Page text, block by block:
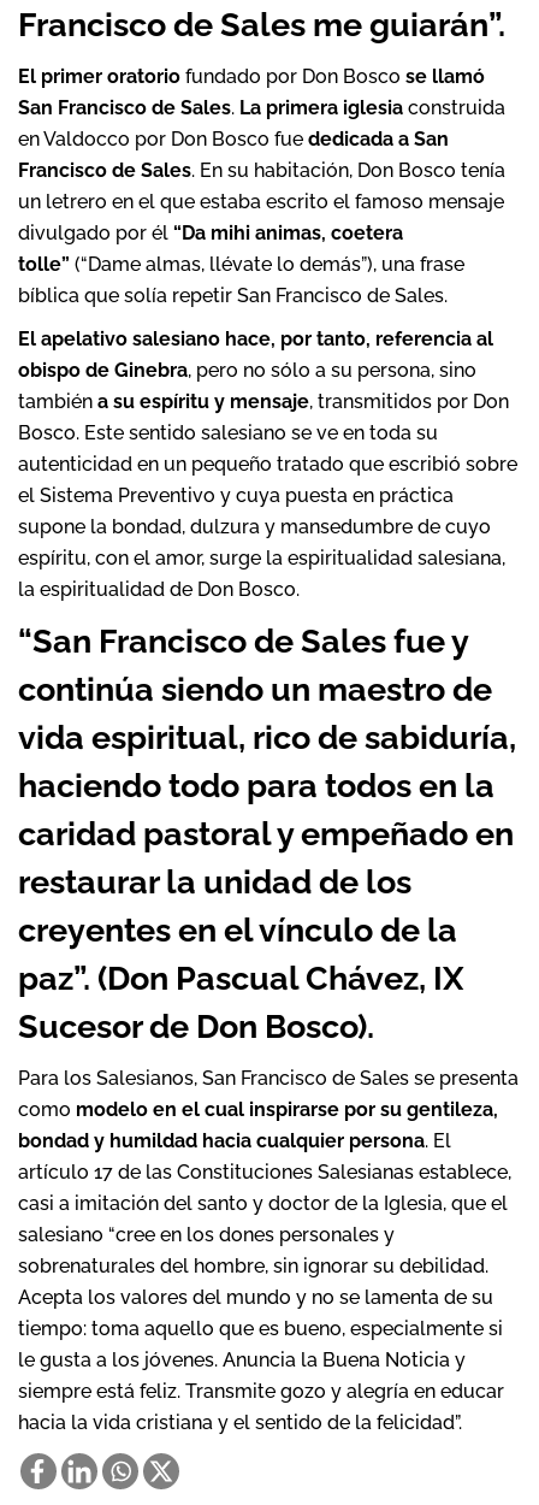
Francisco de Sales me guiarán”.
El primer oratorio fundado por Don Bosco se llamó
San Francisco de Sales. La primera iglesia construida
en Valdocco por Don Bosco fue dedicada a San
Francisco de Sales. En su habitación, Don Bosco tenía
un letrero en el que estaba escrito el famoso mensaje
divulgado por él “Da mihi animas, coetera
tolle” (“Dame almas, llévate lo demás”), una frase
bíblica que solía repetir San Francisco de Sales.
El apelativo salesiano hace, por tanto, referencia al
obispo de Ginebra, pero no sólo a su persona, sino
también a su espíritu y mensaje, transmitidos por Don
Bosco. Este sentido salesiano se ve en toda su
autenticidad en un pequeño tratado que escribió sobre
el Sistema Preventivo y cuya puesta en práctica
supone la bondad, dulzura y mansedumbre de cuyo
espíritu, con el amor, surge la espiritualidad salesiana,
la espiritualidad de Don Bosco.
“San Francisco de Sales fue y
continúa siendo un maestro de
vida espiritual, rico de sabiduría,
haciendo todo para todos en la
caridad pastoral y empeñado en
restaurar la unidad de los
creyentes en el vínculo de la
paz”. (Don Pascual Chávez, IX
Sucesor de Don Bosco).
Para los Salesianos, San Francisco de Sales se presenta
como modelo en el cual inspirarse por su gentileza,
bondad y humildad hacia cualquier persona. El
artículo 17 de las Constituciones Salesianas establece,
casi a imitación del santo y doctor de la Iglesia, que el
salesiano “cree en los dones personales y
sobrenaturales del hombre, sin ignorar su debilidad.
Acepta los valores del mundo y no se lamenta de su
tiempo: toma aquello que es bueno, especialmente si
le gusta a los jóvenes. Anuncia la Buena Noticia y
siempre está feliz. Transmite gozo y alegría en educar
hacia la vida cristiana y el sentido de la felicidad”.